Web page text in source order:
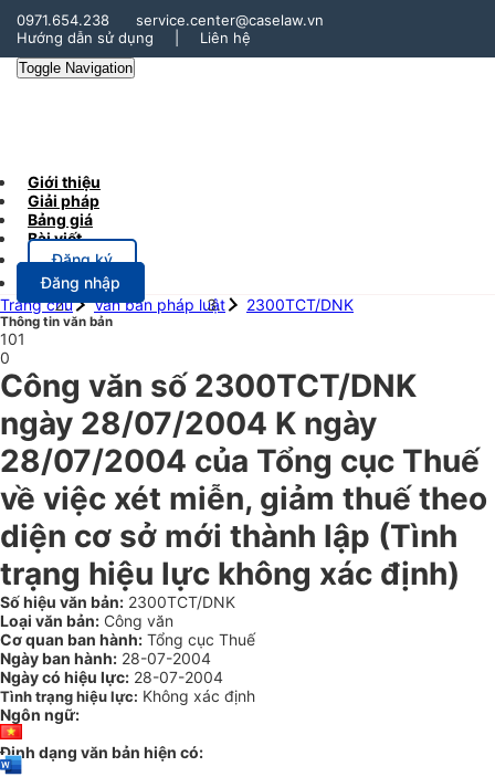
0971.654.238
service.center@caselaw.vn
Hướng dẫn sử dụng
Liên hệ
Toggle Navigation
Giới thiệu
Giải pháp
Bảng giá
Bài viết
Đăng ký
Đăng nhập
Trang chủ
Văn bản pháp luật 2300TCT/DNK
Thông tin văn bản
101
0
Công văn số 2300TCT/DNK
ngày 28/07/2004 K ngày
28/07/2004 của Tổng cục Thuế
về việc xét miễn, giảm thuế theo
diện cơ sở mới thành lập (Tình
trạng hiệu lực không xác định)
Số hiệu văn bản: 2300TCT/DNK
Loại văn bản: Công văn
Cơ quan ban hành: Tổng cục Thuế
Ngày ban hành: 28-07-2004
Ngày có hiệu lực: 28-07-2004
Tình trạng hiệu lực: Không xác định
Ngôn ngữ:
Định dạng văn bản hiện có: